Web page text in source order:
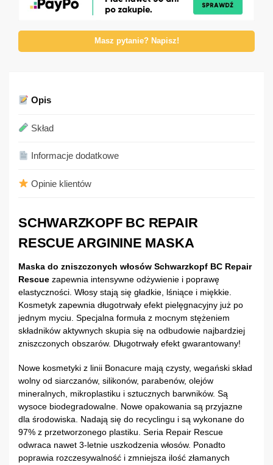
Masz pytanie? Napisz!
Opis
Skład
Informacje dodatkowe
Opinie klientów
SCHWARZKOPF BC REPAIR
RESCUE ARGININE MASKA
Maska do zniszczonych włosów Schwarzkopf BC Repair
Rescue zapewnia intensywne odżywienie i poprawę
elastyczności. Włosy stają się gładkie, lśniące i miękkie.
Kosmetyk zapewnia długotrwały efekt pielęgnacyjny już po
jednym myciu. Specjalna formuła z mocnym stężeniem
składników aktywnych skupia się na odbudowie najbardziej
zniszczonych obszarów. Długotrwały efekt gwarantowany!
Nowe kosmetyki z linii Bonacure mają czysty, wegański skład
wolny od siarczanów, silikonów, parabenów, olejów
mineralnych, mikroplastiku i sztucznych barwników. Są
wysoce biodegradowalne. Nowe opakowania są przyjazne
dla środowiska. Nadają się do recyclingu i są wykonane do
97% z przetworzonego plastiku. Seria Repair Rescue
odwraca nawet 3-letnie uszkodzenia włosów. Ponadto
poprawia rozczesywalność i zmniejsza ilość złamanych